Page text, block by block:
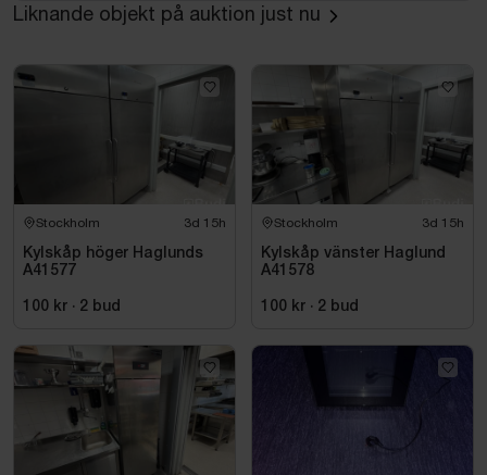
Liknande objekt på auktion just nu
Stockholm 3d 15h
Kylskåp höger Haglunds
A41577
100 kr · 2 bud
Stockholm 3d 15h
Kylskåp vänster Haglund
A41578
100 kr · 2 bud